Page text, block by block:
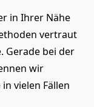
in Ihrer Nähe
vertraut
Gerade bei der
wir
vielen Fällen